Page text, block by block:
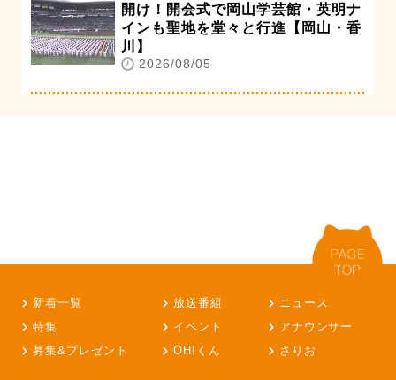
開け！開会式で岡山学芸館・英明ナ
インも聖地を堂々と行進【岡山・香
川】
2026/08/05
新着一覧 放送番組
ニュース
特集
イベント
アナウンサー
募集&プレゼント
OH!くん さりお